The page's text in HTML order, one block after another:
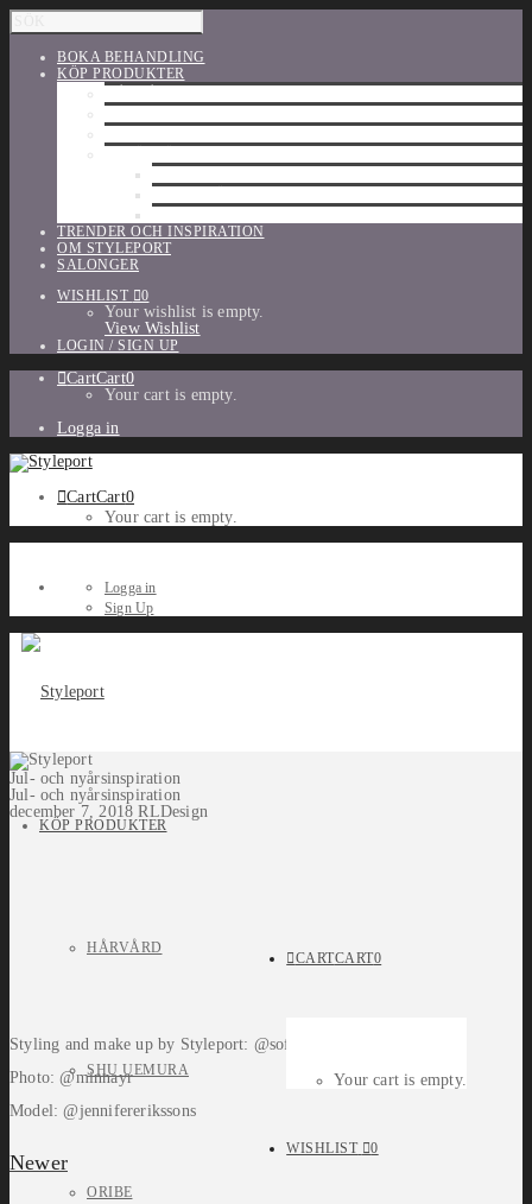
BOKA BEHANDLING
KÖP PRODUKTER
TRENDER OCH INSPIRATION
OM STYLEPORT
SALONGER
WISHLIST
0
Your wishlist is empty.
View Wishlist
LOGIN / SIGN UP
CartCart0
Your cart is empty.
Logga in
CartCart0
Your cart is empty.
Logga in
Sign Up
KÖP PRODUKTER
HÅRVÅRD
SHU UEMURA
ORIBE
CARTCART0
Your cart is empty.
WISHLIST 0
Jul- och nyårsinspiration
Jul- och nyårsinspiration
december 7, 2018 RLDesign
Styling and make up by Styleport: @sofieeshelton
Photo: @minnayr
Model: @jennifererikssons
Newer